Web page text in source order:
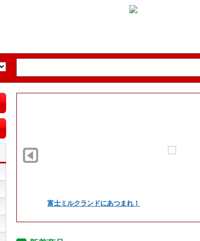
富士ミルクランドにあつまれ！